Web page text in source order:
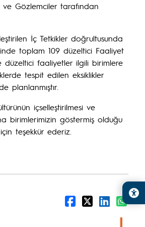
ve Gözlemciler tarafından
İç Tetkikler doğrultusunda
toplam 109 düzeltici Faaliyet
düzeltici faaliyetler ilgili birimlere
tespit edilen eksiklikler
planlanmıştır.
içselleştirilmesi ve
birimlerimizin göstermiş olduğu
teşekkür ederiz.